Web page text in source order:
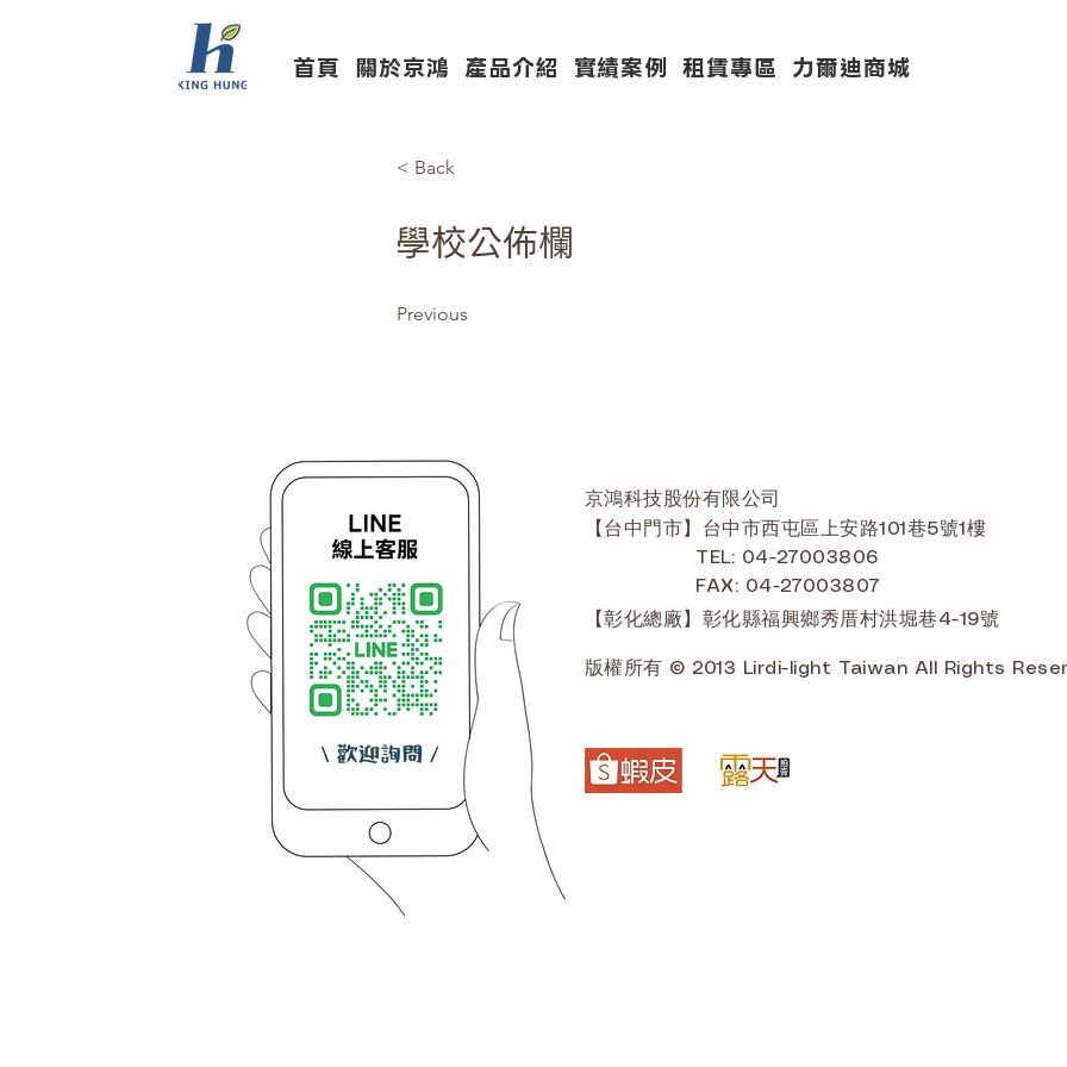
首頁 關於京鴻 產品介紹 實績案例 租賃專區 力爾迪商城
< Back
學校公佈欄
Previous
京鴻科技股份有限公司
【台中門市】台中市西屯區上安路101巷5號1樓
TEL: 04-27003806
FAX: 04-27003807
【彰化總廠】彰化縣福興鄉秀厝村洪堀巷4-19號
版權所有 © 2013 Lirdi-light Taiwan All Rights